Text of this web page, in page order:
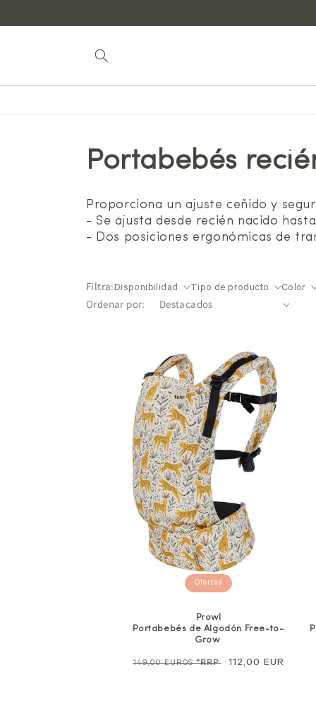
contenido
Portabebés
Proporciona un ajuste ceñido y
- Se ajusta desde recién nacido
- Dos posiciones ergonómicas de
Filtra: Disponibilidad Tipo de producto Color
Ordenar por:
Ofertas
Prowl
Portabebés de Algodón Free-to-
Grow
Precio
149,00 EUROS*RRP
Precio
112,00 EUR